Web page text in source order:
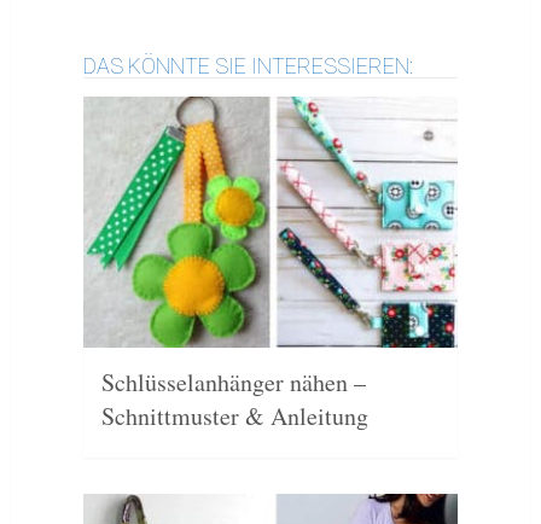
DAS KÖNNTE SIE INTERESSIEREN:
Schlüsselanhänger nähen –
Schnittmuster & Anleitung